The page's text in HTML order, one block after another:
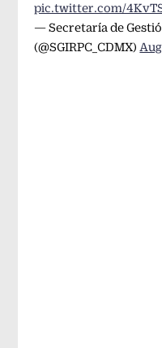
pic.twitter.com/
— Secretaría de
(@SGIRPC_CDMX)